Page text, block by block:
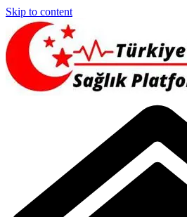
Skip to content